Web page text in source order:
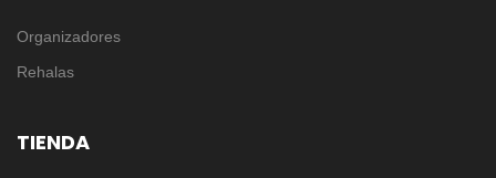
Organizadores
Rehalas
TIENDA